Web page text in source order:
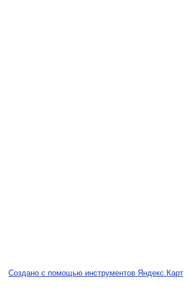
Создано с помощью инструментов Яндекс.Карт